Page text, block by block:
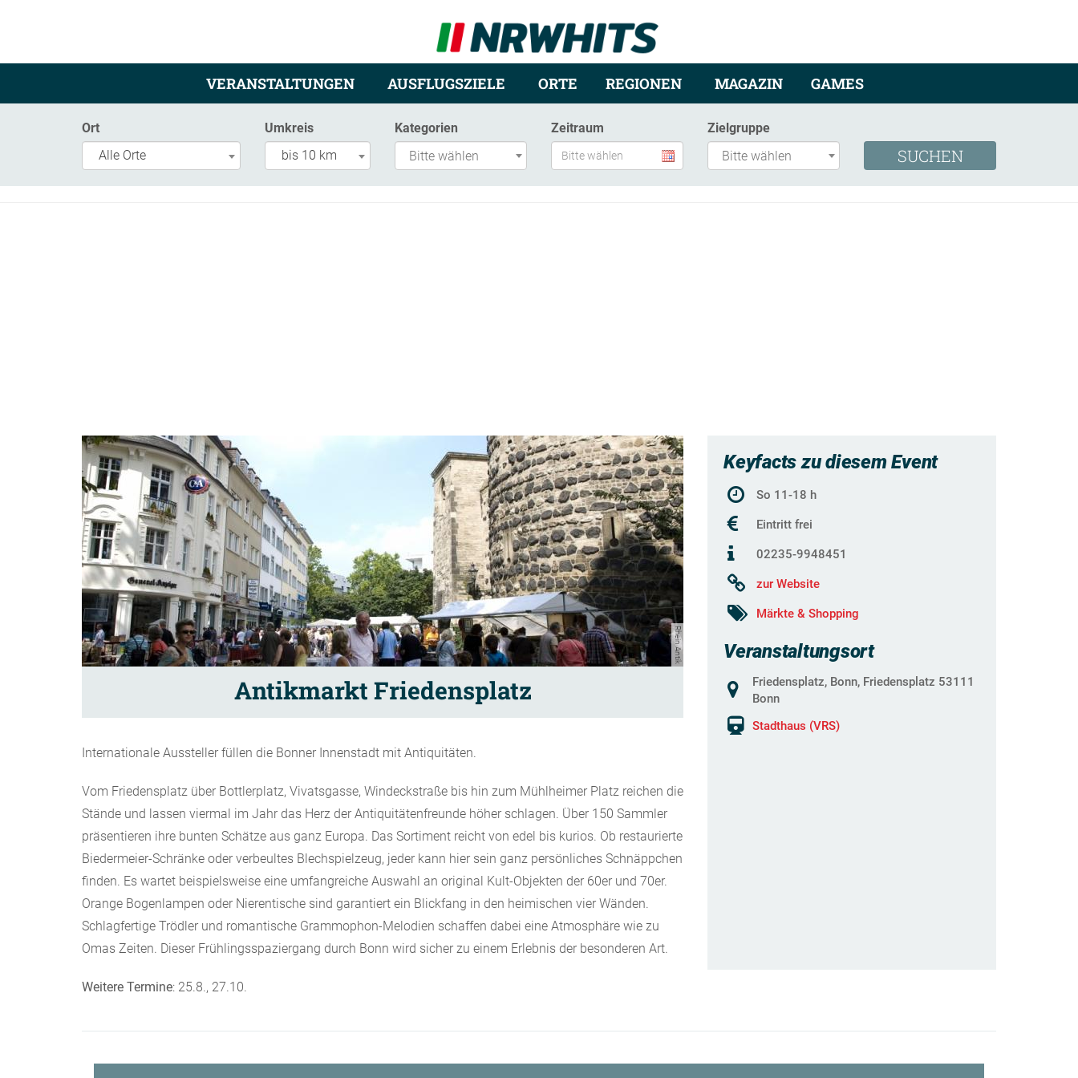
VERANSTALTUNGEN AUSFLUGSZIELE ORTE REGIONEN MAGAZIN GAMES
Ort
Alle Orte
Umkreis
bis 10 km
Kategorien Zeitraum Zielgruppe
Rhein Antik
Antikmarkt Friedensplatz
Internationale Aussteller füllen die Bonner Innenstadt mit Antiquitäten.
Vom Friedensplatz über Bottlerplatz, Vivatsgasse, Windeckstraße bis hin zum Mühlheimer Platz reichen die
Stände und lassen viermal im Jahr das Herz der Antiquitätenfreunde höher schlagen. Über 150 Sammler
präsentieren ihre bunten Schätze aus ganz Europa. Das Sortiment reicht von edel bis kurios. Ob restaurierte
Biedermeier-Schränke oder verbeultes Blechspielzeug, jeder kann hier sein ganz persönliches Schnäppchen
finden. Es wartet beispielsweise eine umfangreiche Auswahl an original Kult-Objekten der 60er und 70er.
Orange Bogenlampen oder Nierentische sind garantiert ein Blickfang in den heimischen vier Wänden.
Schlagfertige Trödler und romantische Grammophon-Melodien schaffen dabei eine Atmosphäre wie zu
Omas Zeiten. Dieser Frühlingsspaziergang durch Bonn wird sicher zu einem Erlebnis der besonderen Art.
Weitere Termine: 25.8., 27.10.
Keyfacts zu diesem Event
So 11-18 h
Eintritt frei
02235-9948451
zur Website
Märkte & Shopping
Veranstaltungsort
Friedensplatz, Bonn, Friedensplatz 53111
Bonn
Stadthaus (VRS)